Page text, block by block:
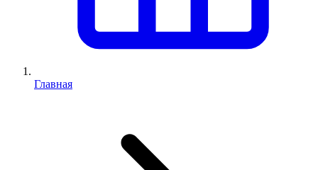
Главная